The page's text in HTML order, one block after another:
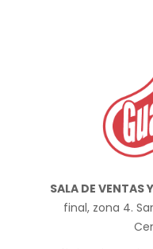
SALA DE VENTAS
final, zona 4.